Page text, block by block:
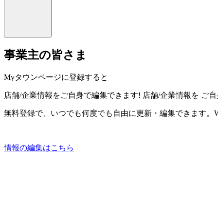
事業主の皆さま
Myタウンページに登録すると
店舗/企業情報をご自身で編集できます! 店舗/企業情報を ご
無料登録で、いつでも何度でも自由に更新・編集できます。
情報の編集はこちら